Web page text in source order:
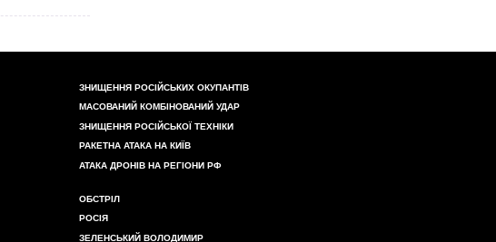
ЗНИЩЕННЯ РОСІЙСЬКИХ ОКУПАНТІВ
МАСОВАНИЙ КОМБІНОВАНИЙ УДАР
ЗНИЩЕННЯ РОСІЙСЬКОЇ ТЕХНІКИ
РАКЕТНА АТАКА НА КИЇВ
АТАКА ДРОНІВ НА РЕГІОНИ РФ
ОБСТРІЛ
РОСІЯ
ЗЕЛЕНСЬКИЙ ВОЛОДИМИР